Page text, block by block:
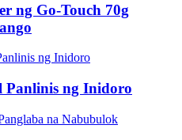
ng Go-Touch 70g
Panlinis ng Inidoro